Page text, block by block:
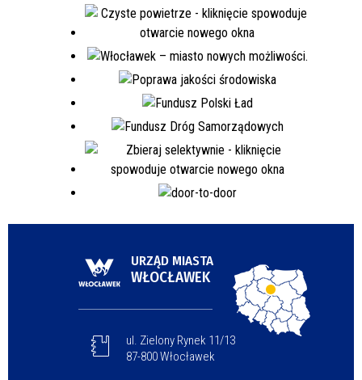
URZĄD MIASTA
WŁOCŁAWEK
ul. Zielony Rynek 11/13
87-800 Włocławek